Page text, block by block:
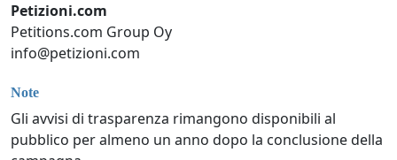
Petizioni.com
Petitions.com Group Oy
info@petizioni.com
Note
Gli avvisi di trasparenza rimangono disponibili al
pubblico per almeno un anno dopo la conclusione della